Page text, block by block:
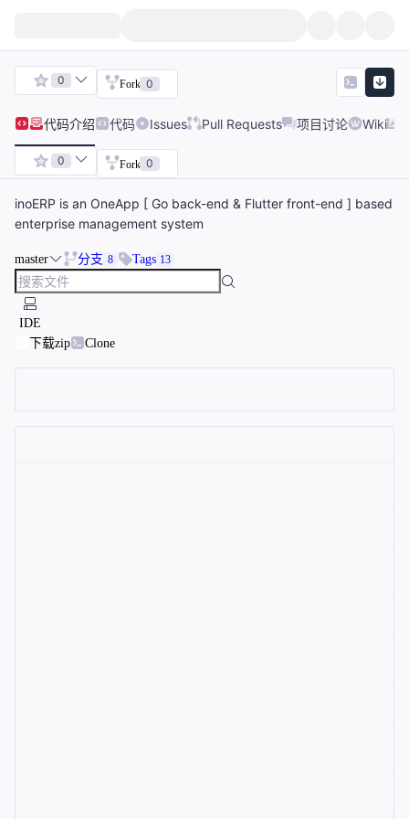
0 Fork 0
代码介绍 代码 Issues Pull Requests 项目讨论 Wiki
0 Fork 0
inoERP is an OneApp [ Go back-end & Flutter front-end ] based
enterprise management system
master 分支 8 Tags 13
IDE
下载zip
Clone